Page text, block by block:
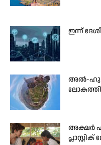
ഇന്ന്
അൽ-
അക്ഷർ